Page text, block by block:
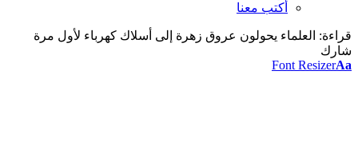
أكتب معنا
قراءة: العلماء يحولون عروق زهرة إلى أسلاك كهرباء لأول مرة
شارك
Font ResizerAa